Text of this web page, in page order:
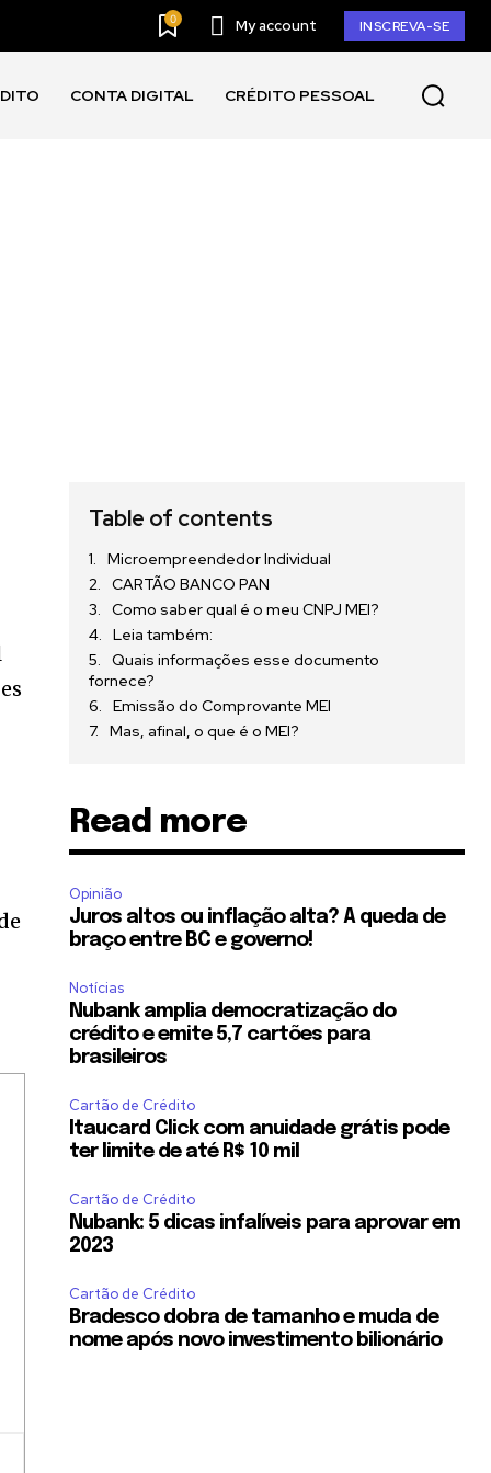
0 My account INSCREVA-SE
CONTA DIGITAL CRÉDITO PESSOAL
Table of contents
Microempreendedor Individual
CARTÃO BANCO PAN
Como saber qual é o meu CNPJ MEI?
Leia também:
Quais informações esse documento
fornece?
Emissão do Comprovante MEI
Mas, afinal, o que é o MEI?
Read more
Opinião
Juros altos ou inflação alta? A queda de
braço entre BC e governo!
Notícias
Nubank amplia democratização do
crédito e emite 5,7 cartões para
brasileiros
Cartão de Crédito
Itaucard Click com anuidade grátis pode
ter limite de até R$ 10 mil
Cartão de Crédito
Nubank: 5 dicas infalíveis para aprovar em
2023
Cartão de Crédito
Bradesco dobra de tamanho e muda de
nome após novo investimento bilionário